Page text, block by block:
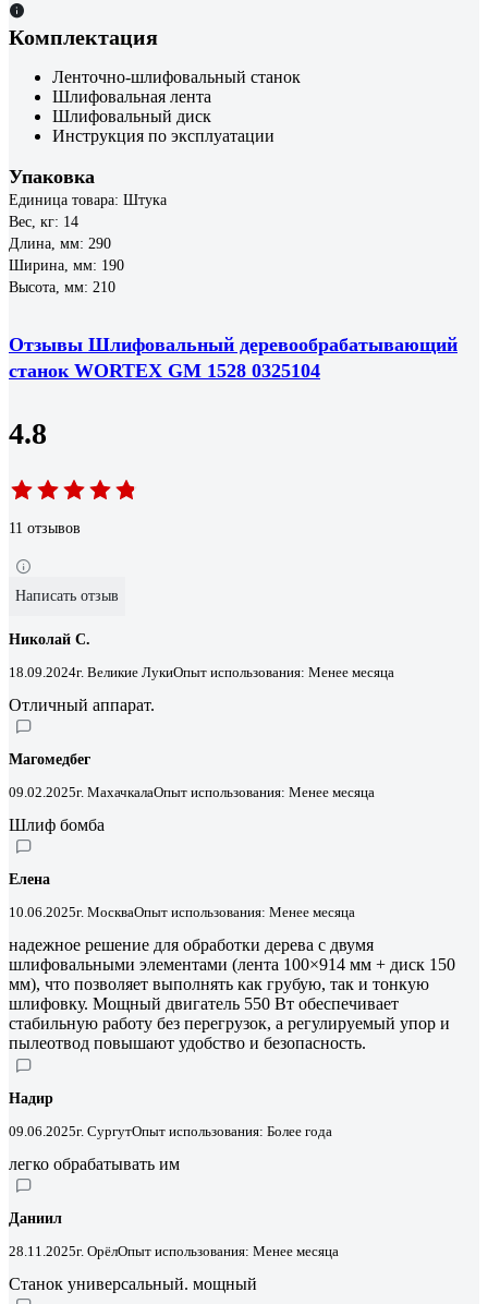
Комплектация
Ленточно-шлифовальный станок
Шлифовальная лента
Шлифовальный диск
Инструкция по эксплуатации
Упаковка
Единица товара: Штука
Вес, кг: 14
Длина, мм: 290
Ширина, мм: 190
Высота, мм: 210
Отзывы Шлифовальный деревообрабатывающий
станок WORTEX GM 1528 0325104
4.8
11 отзывов
Написать отзыв
Николай С.
18.09.2024г. Великие ЛукиОпыт использования: Менее месяца
Отличный аппарат.
Магомедбег
09.02.2025г. МахачкалаОпыт использования: Менее месяца
Шлиф бомба
Елена
10.06.2025г. МоскваОпыт использования: Менее месяца
надежное решение для обработки дерева с двумя
шлифовальными элементами (лента 100×914 мм + диск 150
мм), что позволяет выполнять как грубую, так и тонкую
шлифовку. Мощный двигатель 550 Вт обеспечивает
стабильную работу без перегрузок, а регулируемый упор и
пылеотвод повышают удобство и безопасность.
Надир
09.06.2025г. СургутОпыт использования: Более года
легко обрабатывать им
Даниил
28.11.2025г. ОрёлОпыт использования: Менее месяца
Станок универсальный. мощный